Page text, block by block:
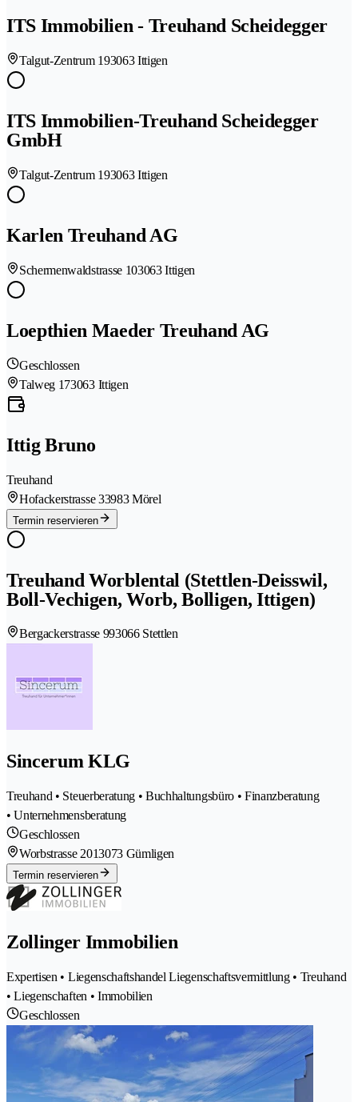
ITS Immobilien - Treuhand Scheidegger
Talgut-Zentrum 193063 Ittigen
ITS Immobilien-Treuhand Scheidegger
GmbH
Talgut-Zentrum 193063 Ittigen
Karlen Treuhand AG
Schermenwaldstrasse 103063 Ittigen
Loepthien Maeder Treuhand AG
Geschlossen
Talweg 173063 Ittigen
Ittig Bruno
Treuhand
Hofackerstrasse 33983 Mörel
Termin reservieren
Treuhand Worblental (Stettlen-Deisswil,
Boll-Vechigen, Worb, Bolligen, Ittigen)
Bergackerstrasse 993066 Stettlen
Sincerum KLG
Treuhand • Steuerberatung • Buchhaltungsbüro • Finanzberatung
• Unternehmensberatung
Geschlossen
Worbstrasse 2013073 Gümligen
Termin reservieren
Zollinger Immobilien
Expertisen • Liegenschaftshandel Liegenschaftsvermittlung • Treuhand
• Liegenschaften • Immobilien
Geschlossen